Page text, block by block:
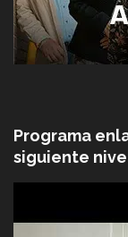
Programa
siguiente